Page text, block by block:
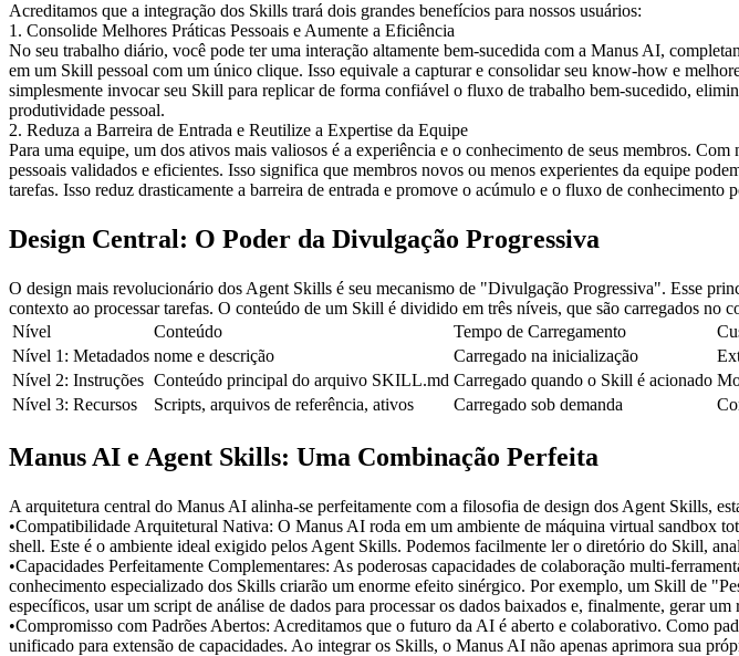
Acreditamos que a integração dos Skills trará dois grandes benefícios para nossos usuários:
1. Consolide Melhores Práticas Pessoais e Aumente a Eficiência
No seu trabalho diário, você pode ter uma interação altamente bem-sucedida com a Manus AI,
em um Skill pessoal com um único clique. Isso equivale a capturar e consolidar seu know-how e
simplesmente invocar seu Skill para replicar de forma confiável o fluxo de trabalho bem-sucedido,
produtividade pessoal.
2. Reduza a Barreira de Entrada e Reutilize a Expertise da Equipe
Para uma equipe, um dos ativos mais valiosos é a experiência e o conhecimento de seus membros.
pessoais validados e eficientes. Isso significa que membros novos ou menos experientes da equipe
tarefas. Isso reduz drasticamente a barreira de entrada e promove o acúmulo e o fluxo de conhecimento
Design Central: O Poder da Divulgação Progressiva
O design mais revolucionário dos Agent Skills é seu mecanismo de "Divulgação Progressiva". Esse
contexto ao processar tarefas. O conteúdo de um Skill é dividido em três níveis, que são carregados no
Nível
Conteúdo Tempo de Carregamento
Nível 1: Metadados nome e descrição Carregado na inicialização
Nível 2: Instruções Conteúdo principal do arquivo SKILL.md Carregado quando o Skill é acionado
Nível 3: Recursos
Scripts, arquivos de referência, ativos Carregado sob demanda
Manus AI e Agent Skills: Uma Combinação Perfeita
A arquitetura central do Manus AI alinha-se perfeitamente com a filosofia de design dos Agent Skills,
•Compatibilidade Arquitetural Nativa: O Manus AI roda em um ambiente de máquina virtual sandbox
shell. Este é o ambiente ideal exigido pelos Agent Skills. Podemos facilmente ler o diretório do Skill,
•Capacidades Perfeitamente Complementares: As poderosas capacidades de colaboração multi-
conhecimento especializado dos Skills criarão um enorme efeito sinérgico. Por exemplo, um Skill de
específicos, usar um script de análise de dados para processar os dados baixados e, finalmente, gerar
•Compromisso com Padrões Abertos: Acreditamos que o futuro da AI é aberto e colaborativo. Como
unificado para extensão de capacidades. Ao integrar os Skills, o Manus AI não apenas aprimora sua